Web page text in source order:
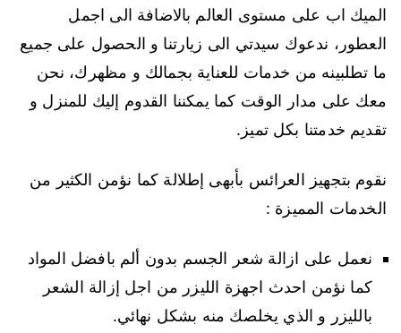
الميك اب على مستوى العالم بالاضافة الى اجمل
العطور، ندعوك سيدتي الى زيارتنا و الحصول على جميع
ما تطلبينه من خدمات للعناية بجمالك و مظهرك، نحن
معك على مدار الوقت كما يمكننا القدوم إليك للمنزل و
تقديم خدمتنا بكل تميز.
نقوم بتجهيز العرائس بأبهى إطلالة كما نؤمن الكثير من
الخدمات المميزة :
نعمل على ازالة شعر الجسم بدون ألم بافضل المواد
كما نؤمن احدث اجهزة الليزر من اجل إزالة الشعر
بالليزر و الذي يخلصك منه بشكل نهائي.